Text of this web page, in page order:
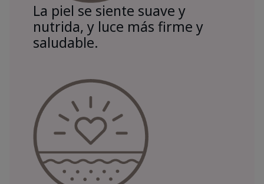
La piel se siente suave y
nutrida, y luce más firme y
saludable.